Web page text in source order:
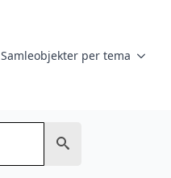
Samleobjekter per tema